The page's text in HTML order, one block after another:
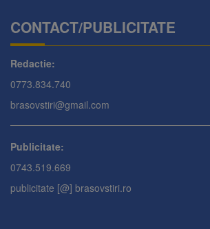
CONTACT/PUBLICITATE
Redactie:
0773.834.740
brasovstiri@gmail.com
Publicitate:
0743.519.669
publicitate [@] brasovstiri.ro